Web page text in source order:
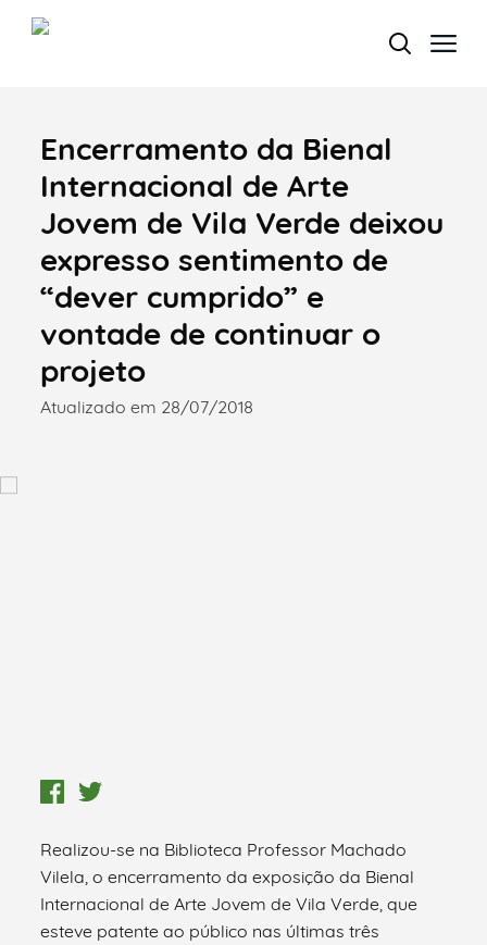
Termo de Pesquisa
Categorias gerais
Filtros
Encerramento da Bienal
Internacional de Arte
Jovem de Vila Verde deixou
expresso sentimento de
“dever cumprido” e
vontade de continuar o
projeto
Atualizado em 28/07/2018
Realizou-se na Biblioteca Professor Machado
Vilela, o encerramento da exposição da Bienal
Internacional de Arte Jovem de Vila Verde, que
esteve patente ao público nas últimas três